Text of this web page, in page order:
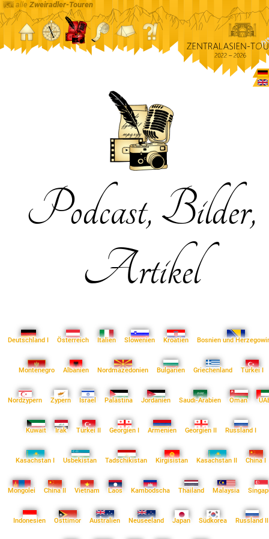
alle Zweiradler-Touren
Podcast, Bilder,
Artikel
Deutschland I Österreich Italien Slowenien Kroatien Bosnien und
Montenegro Albanien Nordmazedonien Bulgarien Griechenland Türkei I
Nordzypern Zypern Israel Palästina Jordanien Saudi-Arabien Oman
Kuwait Irak Türkei II Georgien I Armenien Georgien II Russland I
Kasachstan I Usbekistan Tadschikistan Kirgisistan Kasachstan II China I
Mongolei China II Vietnam Laos Kambodscha Thailand Malaysia
Indonesien Osttimor Australien Neuseeland Japan Südkorea Russland II